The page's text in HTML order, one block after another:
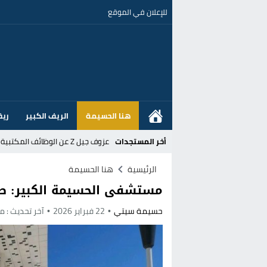
للإعلان في الموقع
هنا الحسيمة الريف الكبير
أخر المستجدات عزوف جيل Z عن الوظائف المكتبية نحو المهن الحرفية: تحول اجتماعي يسائل نجاعة السياسات العمومية بالمغرب
القضاء الإسباني يفتح تحقيقا في
هل قطع أخنوش عطلته بأمر من
عز الدين أوناحي يتصدر اهتمامات
تغيير تاريخي بحزب الاستقلال
اتفاق وشيك بين واشنطن وطهران
الرئيسية هنا الحسيمة
مستشفى الحسيمة الكبير:
حسيمة سيتي 22 فبراير 2026 آخر تحديث :